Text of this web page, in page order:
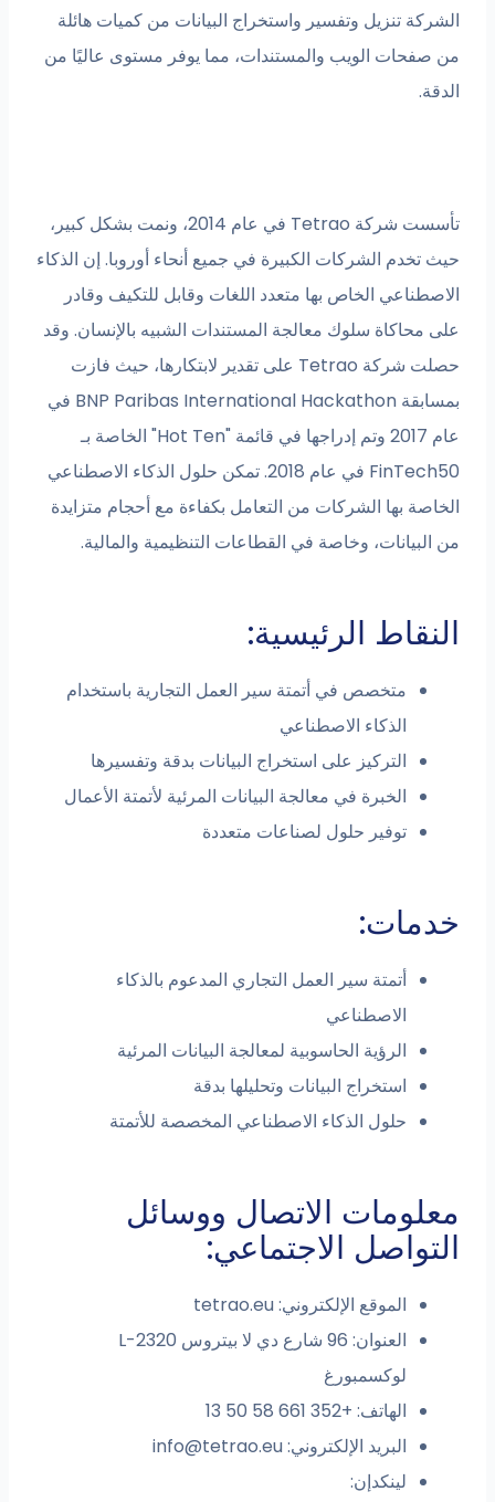
الشركة تنزيل وتفسير واستخراج البيانات من كميات هائلة
من صفحات الويب والمستندات، مما يوفر مستوى عاليًا من
الدقة.
تأسست شركة Tetrao في عام 2014، ونمت بشكل كبير،
حيث تخدم الشركات الكبيرة في جميع أنحاء أوروبا. إن الذكاء
الاصطناعي الخاص بها متعدد اللغات وقابل للتكيف وقادر
على محاكاة سلوك معالجة المستندات الشبيه بالإنسان. وقد
حصلت شركة Tetrao على تقدير لابتكارها، حيث فازت
بمسابقة BNP Paribas International Hackathon في
عام 2017 وتم إدراجها في قائمة "Hot Ten" الخاصة بـ
FinTech50 في عام 2018. تمكن حلول الذكاء الاصطناعي
الخاصة بها الشركات من التعامل بكفاءة مع أحجام متزايدة
من البيانات، وخاصة في القطاعات التنظيمية والمالية.
النقاط الرئيسية:
متخصص في أتمتة سير العمل التجارية باستخدام
الذكاء الاصطناعي
التركيز على استخراج البيانات بدقة وتفسيرها
الخبرة في معالجة البيانات المرئية لأتمتة الأعمال
توفير حلول لصناعات متعددة
خدمات:
أتمتة سير العمل التجاري المدعوم بالذكاء
الاصطناعي
الرؤية الحاسوبية لمعالجة البيانات المرئية
استخراج البيانات وتحليلها بدقة
حلول الذكاء الاصطناعي المخصصة للأتمتة
معلومات الاتصال ووسائل
التواصل الاجتماعي:
الموقع الإلكتروني: tetrao.eu
العنوان: 96 شارع دي لا بيتروس L-2320
لوكسمبورغ
الهاتف: +352 661 58 50 13
البريد الإلكتروني:info@tetrao.eu
لينكدإن: